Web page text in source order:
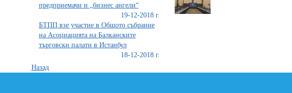
предприемачи и „бизнес ангели“
19-12-2018 г.
БТПП взе участие в Общото събрание
на Асоциацията на Балканските
търговски палати в Истанбул
18-12-2018 г.
Назад